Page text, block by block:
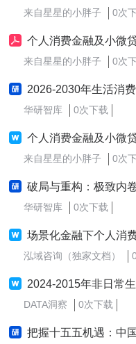
来自星星的小胖子 0次
个人消费金融及小微贷款类资
来自星星的小胖子 0次
2026-2030年生活消费品展
华研智库 0次下载
个人消费金融及小微贷款类资
来自星星的小胖子 0次
破局与重构：极致内卷下生活消费品
华研智库 0次下载
场景化金融下个人消
泓域咨询（独家文档）
2024-2015年非日常生活消费品(GICSⅠ)
DATA洞察 0次下载
把握十五五机遇：中国 生活消费